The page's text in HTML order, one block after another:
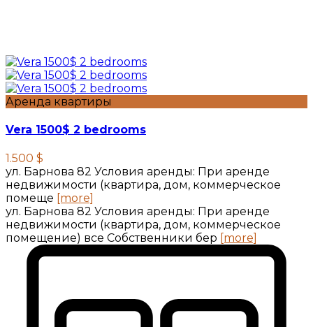
Аренда квартиры
Vera 1500$ 2 bedrooms
1.500 $
ул. Барнова 82 Условия аренды: При аренде
недвижимости (квартира, дом, коммерческое
помеще [more]
ул. Барнова 82 Условия аренды: При аренде
недвижимости (квартира, дом, коммерческое
помещение) все Собственники бер [more]